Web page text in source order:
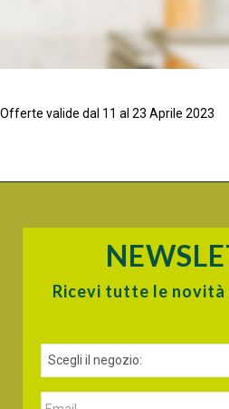
Offerte valide dal 11 al 23 Aprile 2023
Ricevi tutte le novità